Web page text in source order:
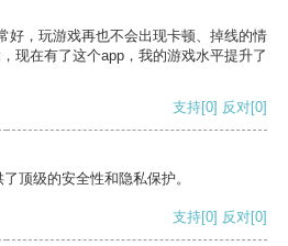
好，玩游戏再也不会出现卡顿、掉线的情
现在有了这个app，我的游戏水平提升了
支持[0] 反对[0]
顶级的安全性和隐私保护。
支持[0] 反对[0]